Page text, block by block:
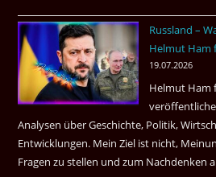
aufgeklärt
3
Tote
kamen
dazu.
Russland –
Helmut Ham
19.07.2026
Helmut Ham
Analysen über Geschichte, Politik,
Entwicklungen. Mein Ziel ist nicht,
Fragen zu stellen und zum Nachdenken